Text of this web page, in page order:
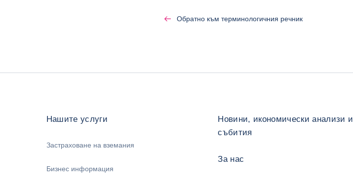
Обратно към терминологичния речник
Нашите услуги
Застраховане на вземания
Бизнес информация
Новини, икономически анализи и
събития
За нас